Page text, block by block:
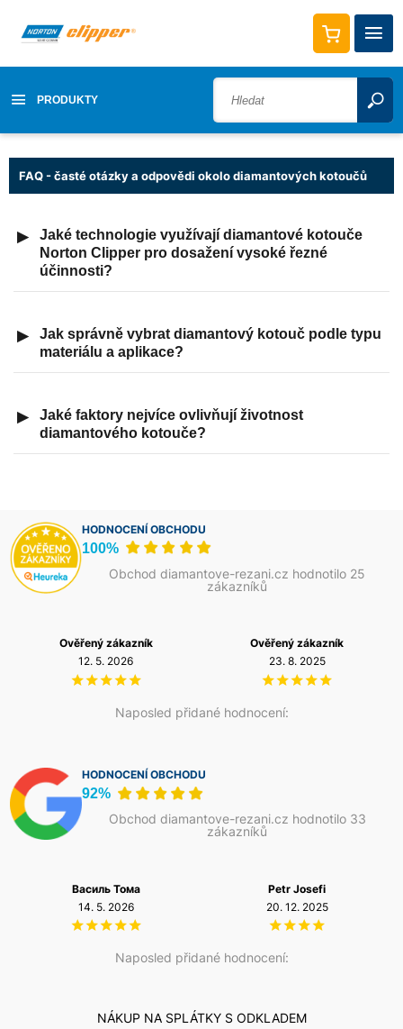
PRODUKTY
FAQ - časté otázky a odpovědi okolo diamantových kotoučů
▶
Jaké technologie využívají diamantové kotouče
Norton Clipper pro dosažení vysoké řezné
účinnosti?
▶
Jak správně vybrat diamantový kotouč podle typu
materiálu a aplikace?
▶
Jaké faktory nejvíce ovlivňují životnost
diamantového kotouče?
HODNOCENÍ OBCHODU
100%
Obchod diamantove-rezani.cz hodnotilo 25
zákazníků
Naposled přidané hodnocení:
Ověřený zákazník
12. 5. 2026
Ověřený zákazník
23. 8. 2025
HODNOCENÍ OBCHODU
92%
Obchod diamantove-rezani.cz hodnotilo 33
zákazníků
Naposled přidané hodnocení:
Василь Тома
14. 5. 2026
Petr Josefi
20. 12. 2025
NÁKUP NA SPLÁTKY S ODKLADEM